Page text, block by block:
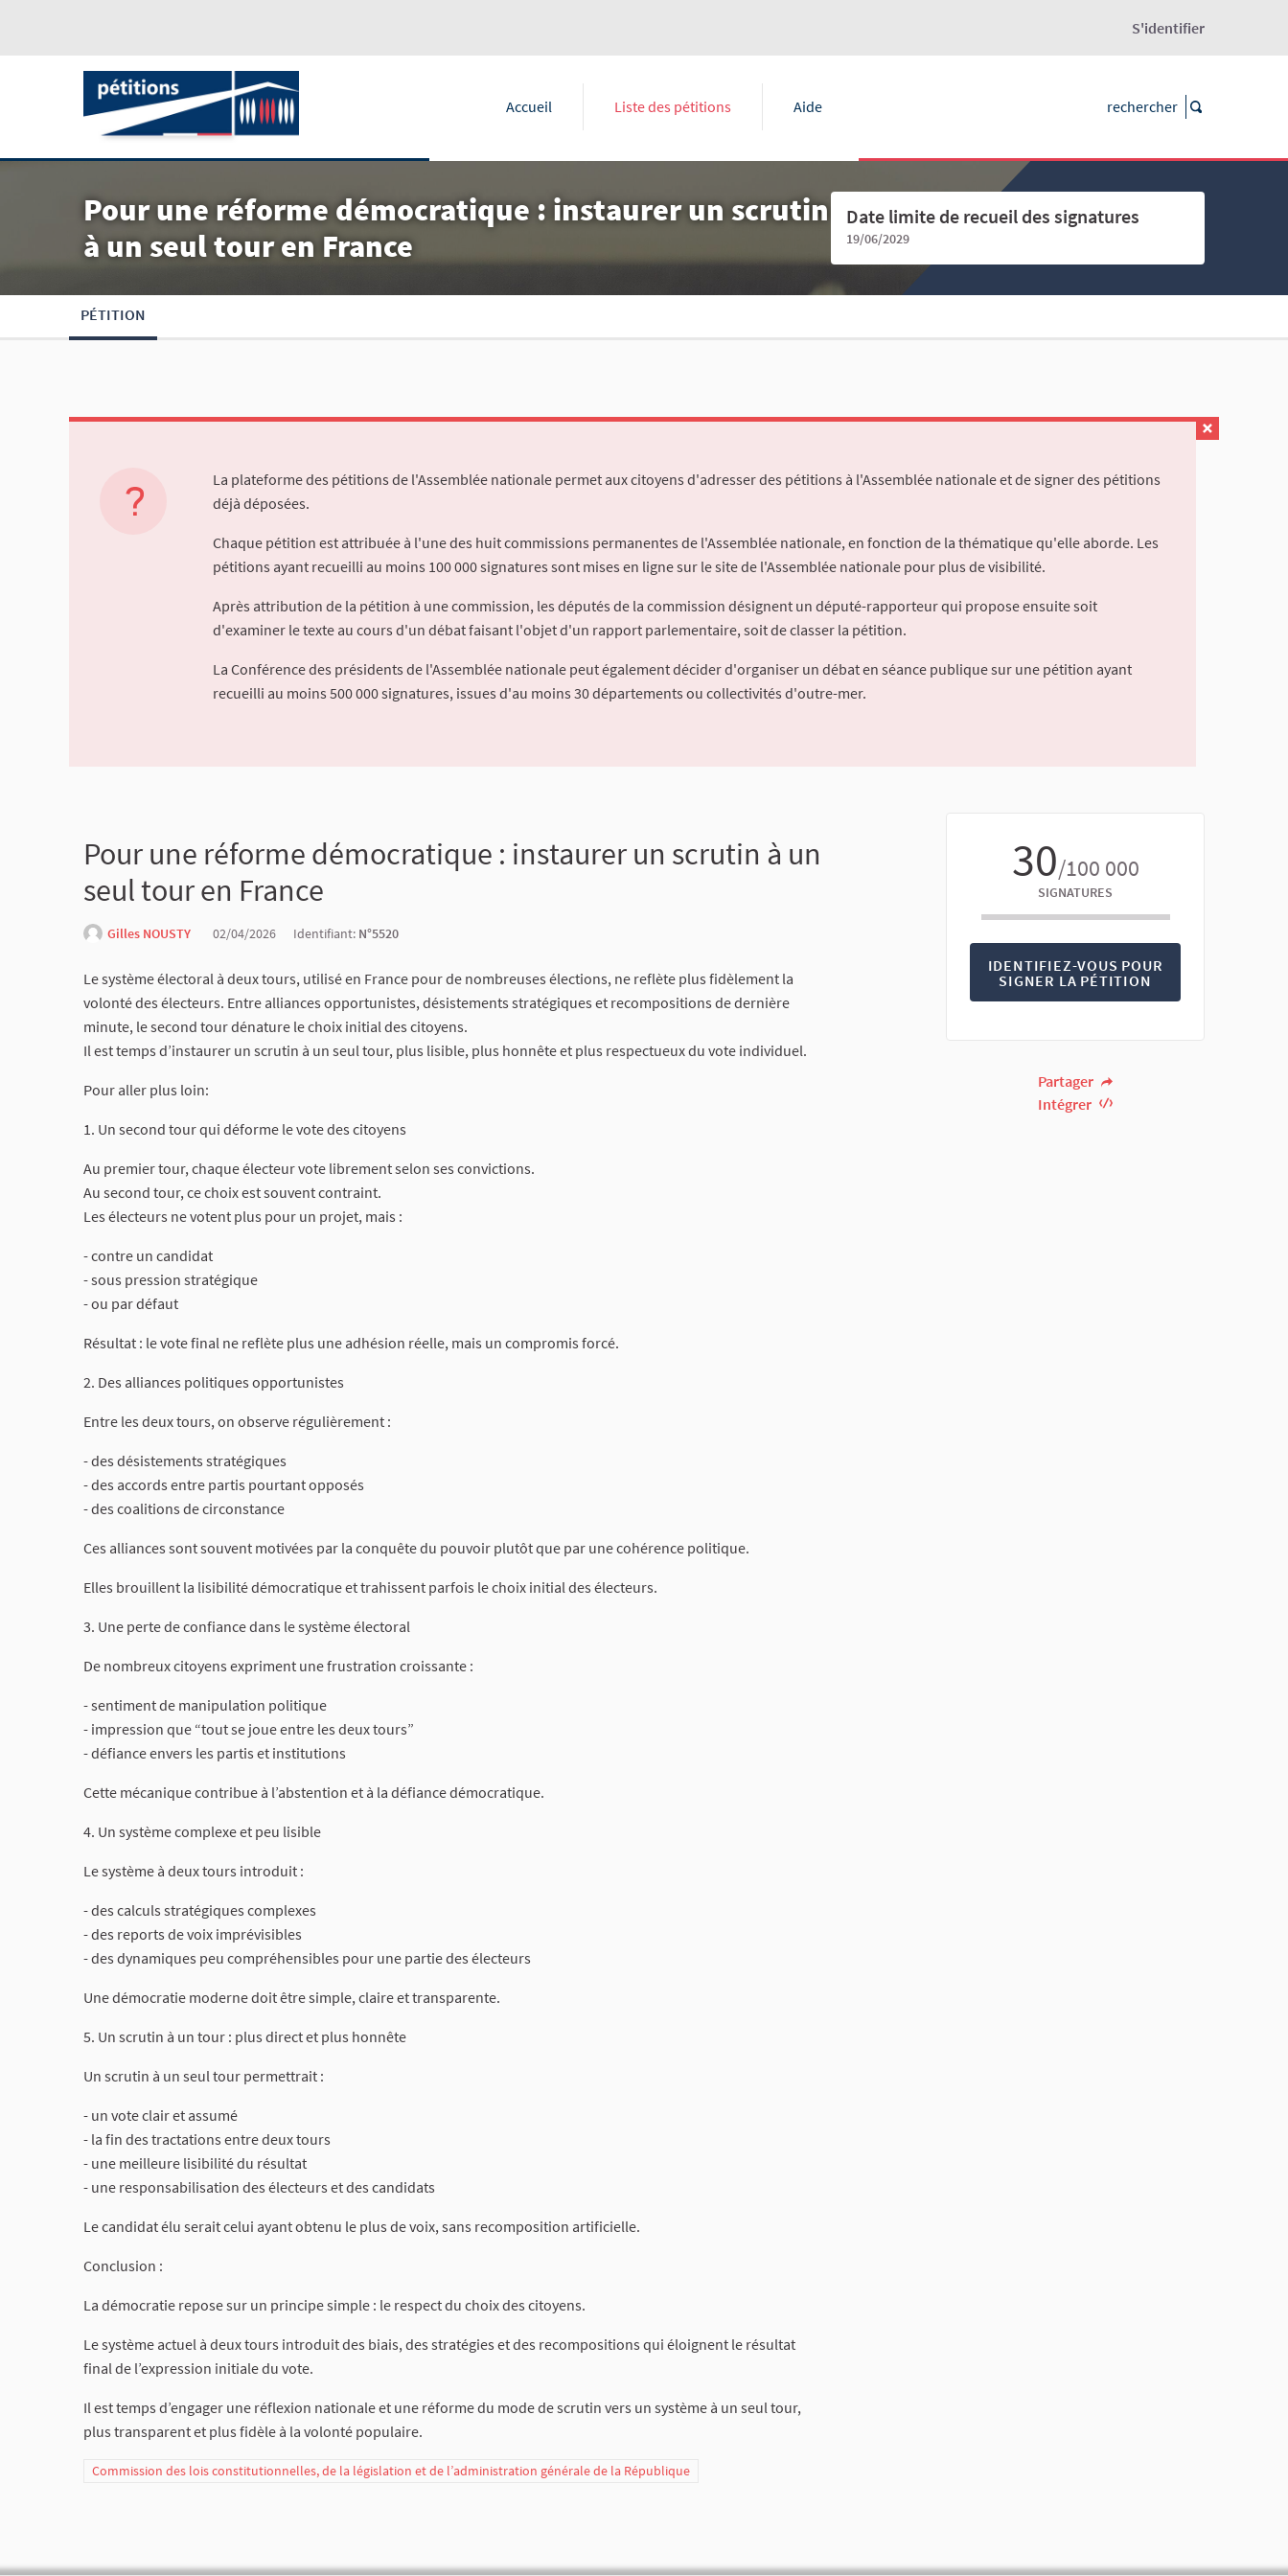
S'identifier
Accueil Liste des pétitions Aide
Pour une réforme démocratique : instaurer un scrutin
à un seul tour en France
Date limite de recueil des signatures
19/06/2029
PÉTITION
La plateforme des pétitions de l'Assemblée nationale permet aux citoyens d'adresser des pétitions à l'Assemblée nationale et de signer des pétitions
déjà déposées.
Chaque pétition est attribuée à l'une des huit commissions permanentes de l'Assemblée nationale, en fonction de la thématique qu'elle aborde. Les
pétitions ayant recueilli au moins 100 000 signatures sont mises en ligne sur le site de l'Assemblée nationale pour plus de visibilité.
Après attribution de la pétition à une commission, les députés de la commission désignent un député-rapporteur qui propose ensuite soit
d'examiner le texte au cours d'un débat faisant l'objet d'un rapport parlementaire, soit de classer la pétition.
La Conférence des présidents de l'Assemblée nationale peut également décider d'organiser un débat en séance publique sur une pétition ayant
recueilli au moins 500 000 signatures, issues d'au moins 30 départements ou collectivités d'outre-mer.
30/100 000
SIGNATURES
IDENTIFIEZ-VOUS POUR
SIGNER LA PÉTITION
Partager
Intégrer
Pour une réforme démocratique : instaurer un scrutin à un
seul tour en France
Gilles NOUSTY 02/04/2026 Identifiant: N°5520
Le système électoral à deux tours, utilisé en France pour de nombreuses élections, ne reflète plus fidèlement la
volonté des électeurs. Entre alliances opportunistes, désistements stratégiques et recompositions de dernière
minute, le second tour dénature le choix initial des citoyens.
Il est temps d’instaurer un scrutin à un seul tour, plus lisible, plus honnête et plus respectueux du vote individuel.
Pour aller plus loin:
1. Un second tour qui déforme le vote des citoyens
Au premier tour, chaque électeur vote librement selon ses convictions.
Au second tour, ce choix est souvent contraint.
Les électeurs ne votent plus pour un projet, mais :
- contre un candidat
- sous pression stratégique
- ou par défaut
Résultat : le vote final ne reflète plus une adhésion réelle, mais un compromis forcé.
2. Des alliances politiques opportunistes
Entre les deux tours, on observe régulièrement :
- des désistements stratégiques
- des accords entre partis pourtant opposés
- des coalitions de circonstance
Ces alliances sont souvent motivées par la conquête du pouvoir plutôt que par une cohérence politique.
Elles brouillent la lisibilité démocratique et trahissent parfois le choix initial des électeurs.
3. Une perte de confiance dans le système électoral
De nombreux citoyens expriment une frustration croissante :
- sentiment de manipulation politique
- impression que “tout se joue entre les deux tours”
- défiance envers les partis et institutions
Cette mécanique contribue à l’abstention et à la défiance démocratique.
4. Un système complexe et peu lisible
Le système à deux tours introduit :
- des calculs stratégiques complexes
- des reports de voix imprévisibles
- des dynamiques peu compréhensibles pour une partie des électeurs
Une démocratie moderne doit être simple, claire et transparente.
5. Un scrutin à un tour : plus direct et plus honnête
Un scrutin à un seul tour permettrait :
- un vote clair et assumé
- la fin des tractations entre deux tours
- une meilleure lisibilité du résultat
- une responsabilisation des électeurs et des candidats
Le candidat élu serait celui ayant obtenu le plus de voix, sans recomposition artificielle.
Conclusion :
La démocratie repose sur un principe simple : le respect du choix des citoyens.
Le système actuel à deux tours introduit des biais, des stratégies et des recompositions qui éloignent le résultat
final de l’expression initiale du vote.
Il est temps d’engager une réflexion nationale et une réforme du mode de scrutin vers un système à un seul tour,
plus transparent et plus fidèle à la volonté populaire.
Commission des lois constitutionnelles, de la législation et de l’administration générale de la République